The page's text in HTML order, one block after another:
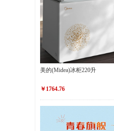
美的(Midea)冰柜220升
￥1764.76